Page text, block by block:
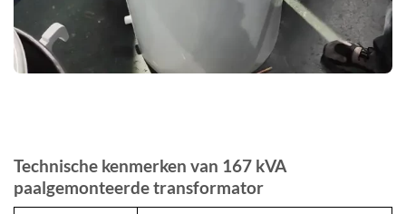
Technische kenmerken van 167 kVA
paalgemonteerde transformator